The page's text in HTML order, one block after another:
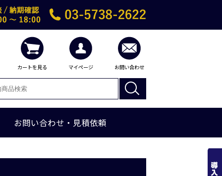
カートを見る マイページ お問い合わせ
お問い合わせ・見積依頼